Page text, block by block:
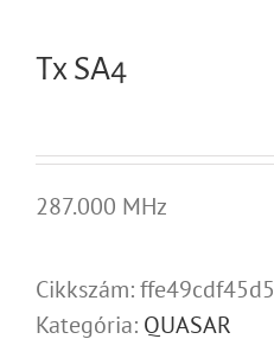
Tx SA4
287.000 MHz
Cikkszám:ffe49cdf45d5
Kategória: QUASAR